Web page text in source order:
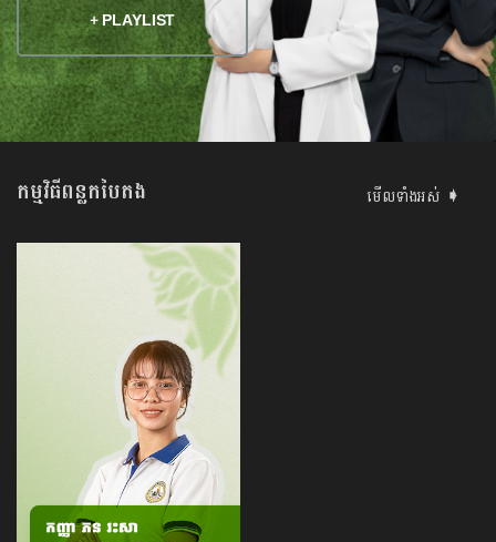
+ PLAYLIST
កម្មវិធីពន្លកបៃតង មើលទាំងអស់ ➧